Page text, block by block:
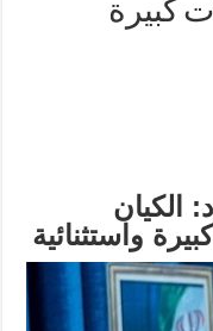
كبيرة
الكيان
واستثنائية